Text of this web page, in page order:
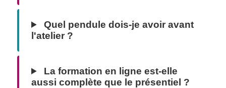
Quel pendule dois-je avoir avant
l'atelier ?
La formation en ligne est-elle
aussi complète que le présentiel ?